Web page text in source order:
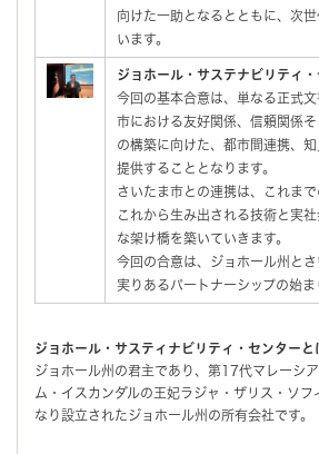
向けた一助となるとともに、次
います。
ジョホール・サステナビリティ
今回の基本合意は、単なる正式
市における友好関係、信頼関係
の構築に向けた、都市間連携、
提供することとなります。
さいたま市との連携は、これま
これから生み出される技術と実
な架け橋を築いていきます。
今回の合意は、ジョホール州と
実りあるパートナーシップの始ま
ジョホール・サスティナビリティ・センターと
ジョホール州の君主であり、第17代マレーシ
ム・イスカンダルの王妃ラジャ・ザリス・ソフ
なり設立されたジョホール州の所有会社です。